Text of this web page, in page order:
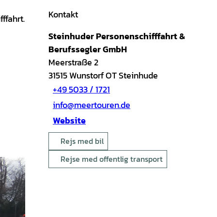
Kontakt
Steinhuder Personenschifffahrt &
Berufssegler GmbH
Meerstraße 2
31515Wunstorf OT Steinhude
+49 5033 / 1721
info@meertouren.de
Website
Rejs med bil
Rejse med offentlig transport